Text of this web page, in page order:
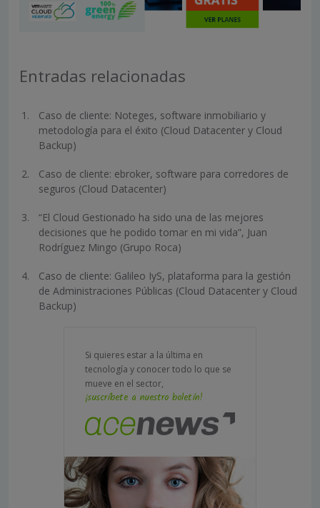
Entradas relacionadas
Caso de cliente: Noteges, software inmobiliario y
metodología para el éxito (Cloud Datacenter y Cloud
Backup)
Caso de cliente: ebroker, software para corredores de
seguros (Cloud Datacenter)
“El Cloud Gestionado ha sido una de las mejores
decisiones que he podido tomar en mi vida”, Juan
Rodríguez Mingo (Grupo Roca)
Caso de cliente: Galileo IyS, plataforma para la gestión
de Administraciones Públicas (Cloud Datacenter y Cloud
Backup)
Si quieres estar a la última en
tecnología y conocer todo lo que se
mueve en el sector,
¡suscríbete a nuestro boletín!